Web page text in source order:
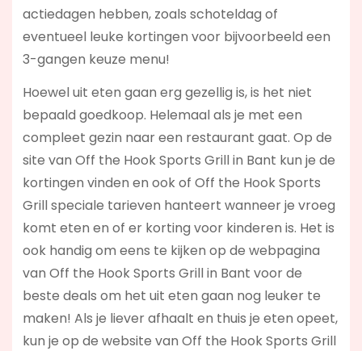
actiedagen hebben, zoals schoteldag of
eventueel leuke kortingen voor bijvoorbeeld een
3-gangen keuze menu!
Hoewel uit eten gaan erg gezellig is, is het niet
bepaald goedkoop. Helemaal als je met een
compleet gezin naar een restaurant gaat. Op de
site van Off the Hook Sports Grill in Bant kun je de
kortingen vinden en ook of Off the Hook Sports
Grill speciale tarieven hanteert wanneer je vroeg
komt eten en of er korting voor kinderen is. Het is
ook handig om eens te kijken op de webpagina
van Off the Hook Sports Grill in Bant voor de
beste deals om het uit eten gaan nog leuker te
maken! Als je liever afhaalt en thuis je eten opeet,
kun je op de website van Off the Hook Sports Grill